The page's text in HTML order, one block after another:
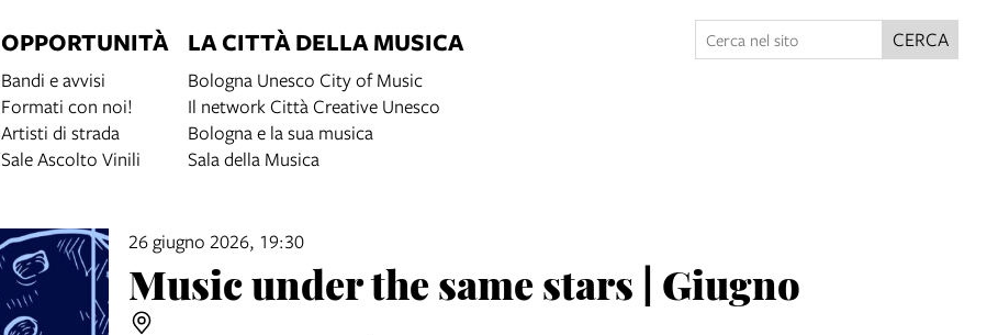
OPPORTUNITÀ
Bandi e avvisi
Formati con noi!
Artisti di strada
Sale Ascolto Vinili
LA CITTÀ DELLA MUSICA
Bologna Unesco City of Music
Il network Città Creative Unesco
Bologna e la sua musica
Sala della Musica
CERCA
26 giugno 2026, 19:30
Music under the same stars | Giugno